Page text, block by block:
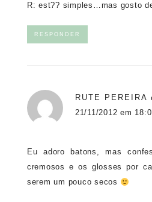
R: est?? simples…mas gosto
RESPONDER
RUTE PEREIRA
21/11/2012 em
Eu adoro batons, mas
cremosos e os glosses por
serem um pouco secos